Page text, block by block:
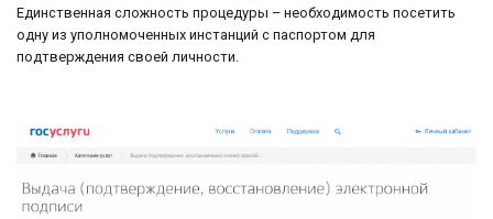
Единственная сложность процедуры – необходимость посетить
одну из уполномоченных инстанций с паспортом для
подтверждения своей личности.